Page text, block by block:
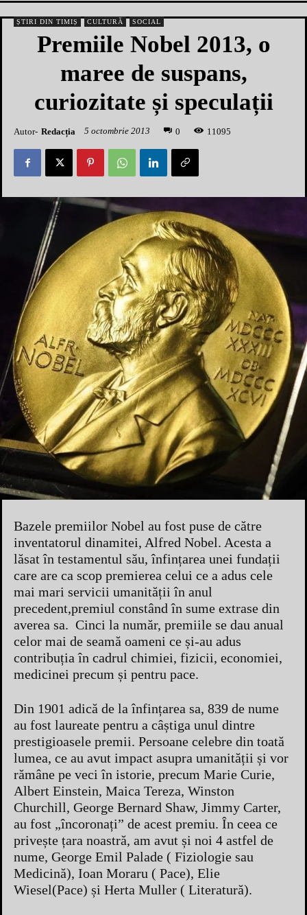
ȘTIRI DIN TIMIȘ CULTURĂ SOCIAL
Premiile Nobel 2013, o
maree de suspans,
curiozitate și speculații
Autor- Redacția 5 octombrie 2013 0 1 1095
Bazele premiilor Nobel au fost puse de către
inventatorul dinamitei, Alfred Nobel. Acesta a
lăsat în testamentul său, înfințarea unei fundații
care are ca scop premierea celui ce a adus cele
mai mari servicii umanității în anul
precedent,premiul constând în sume extrase din
averea sa. Cinci la număr, premiile se dau anual
celor mai de seamă oameni ce și-au adus
contribuția în cadrul chimiei, fizicii, economiei,
medicinei precum și pentru pace.
Din 1901 adică de la înfințarea sa, 839 de nume
au fost laureate pentru a câștiga unul dintre
prestigioasele premii. Persoane celebre din toată
lumea, ce au avut impact asupra umanității și vor
rămâne pe veci în istorie, precum Marie Curie,
Albert Einstein, Maica Tereza, Winston
Churchill, George Bernard Shaw, Jimmy Carter,
au fost „încoronați” de acest premiu. În ceea ce
privește țara noastră, am avut și noi 4 astfel de
nume, George Emil Palade ( Fiziologie sau
Medicină), Ioan Moraru ( Pace), Elie
Wiesel(Pace) și Herta Muller ( Literatură).